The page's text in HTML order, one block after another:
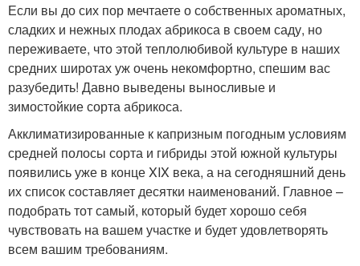
Если вы до сих пор мечтаете о собственных ароматных,
сладких и нежных плодах абрикоса в своем саду, но
переживаете, что этой теплолюбивой культуре в наших
средних широтах уж очень некомфортно, спешим вас
разубедить! Давно выведены выносливые и
зимостойкие сорта абрикоса.
Акклиматизированные к капризным погодным условиям
средней полосы сорта и гибриды этой южной культуры
появились уже в конце XIX века, а на сегодняшний день
их список составляет десятки наименований. Главное –
подобрать тот самый, который будет хорошо себя
чувствовать на вашем участке и будет удовлетворять
всем вашим требованиям.